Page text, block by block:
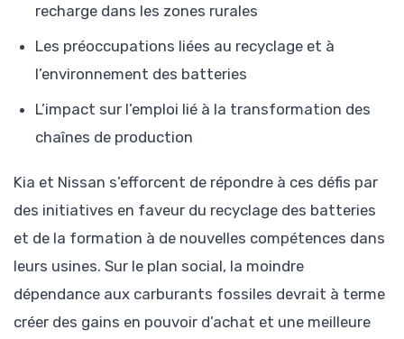
recharge dans les zones rurales
Les préoccupations liées au recyclage et à
l’environnement des batteries
L’impact sur l’emploi lié à la transformation des
chaînes de production
Kia et Nissan s’efforcent de répondre à ces défis par
des initiatives en faveur du recyclage des batteries
et de la formation à de nouvelles compétences dans
leurs usines. Sur le plan social, la moindre
dépendance aux carburants fossiles devrait à terme
créer des gains en pouvoir d’achat et une meilleure